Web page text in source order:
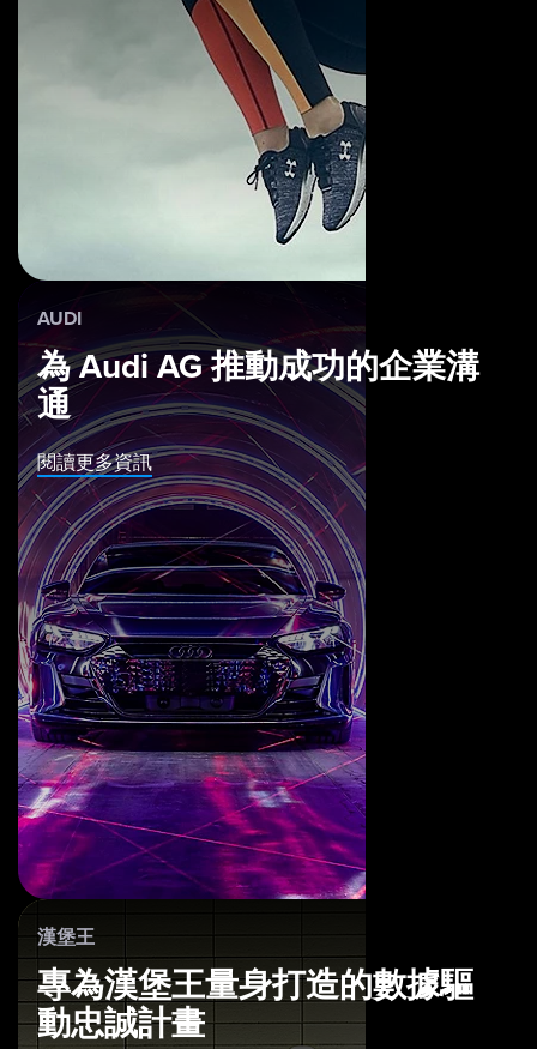
AUDI
為 Audi AG 推動成功的企業溝
通
閱讀更多資訊
漢堡王
專為漢堡王量身打造的數據驅
動忠誠計畫